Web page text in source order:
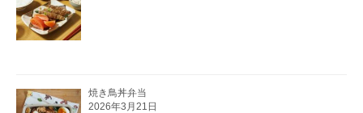
焼き鳥丼弁当
2026年3月21日